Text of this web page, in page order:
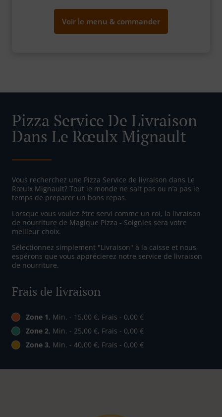
Voir le menu & commander
Pizza Service De Livraison
Dans Le Rœulx Mignault
Vous recherchez une Pizza Service de livraison dans Le
Rœulx Mignault? Tout le monde ne sait pas ou n’a pas le
temps de preparer un bons repas.
Lorsque vous voulez être servi comme un roi, la livraison
de nourriture de Magique Pizza - Soignies sera votre
meilleur choix.
Sélectionnez simplement "Livraison" à la caisse et nous
espérons que vous apprécierez notre service de livraison
de nourriture.
Frais de livraison
Zone 1, Min. - 15,00 €, Frais - 0,00 €
Zone 2, Min. - 25,00 €, Frais - 0,00 €
Zone 3, Min. - 40,00 €, Frais - 0,00 €